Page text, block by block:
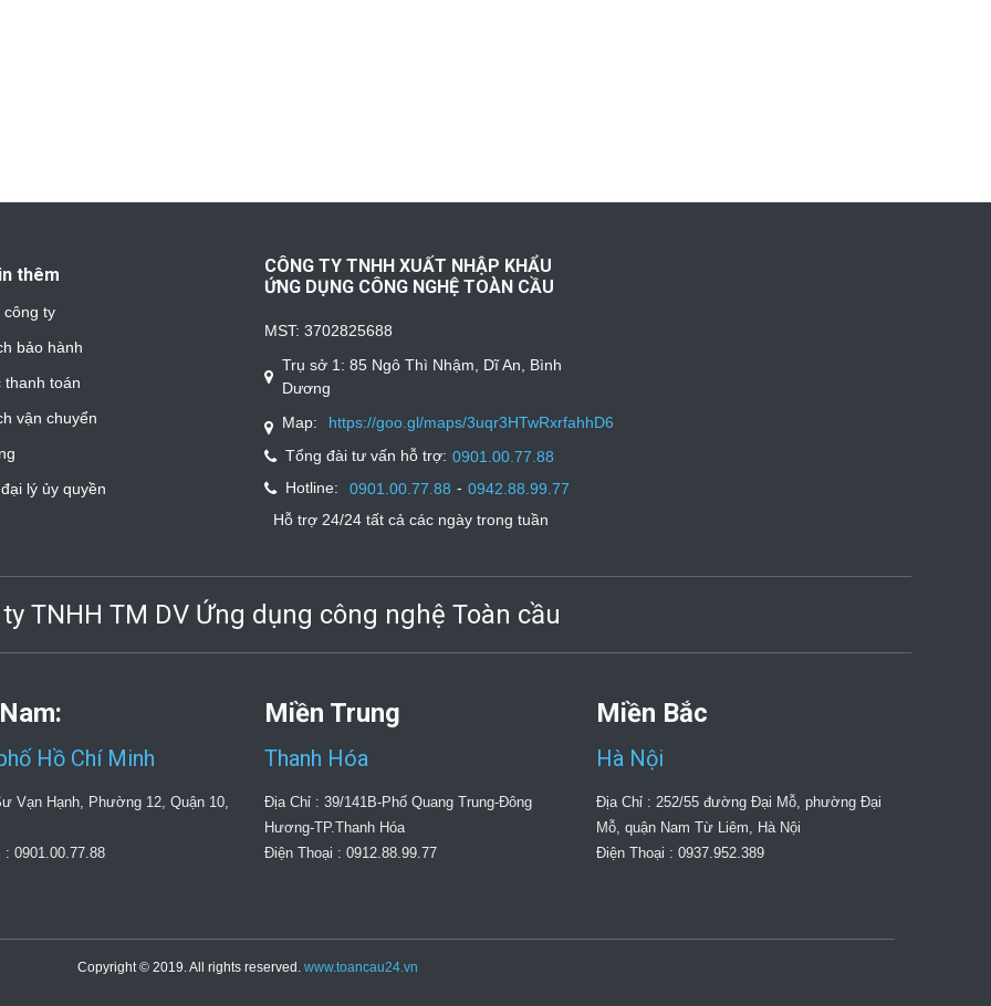
thêm
công ty
bảo hành
thanh toán
vận chuyển
lý ủy quyền
CÔNG TY TNHH XUẤT NHẬP KHẨU
ỨNG DỤNG CÔNG NGHỆ TOÀN CẦU
MST: 3702825688
Trụ sở 1: 85 Ngô Thì Nhậm, Dĩ An, Bình
Dương
Map:
https://goo.gl/maps/3uqr3HTwRxrfahhD6
Tổng đài tư vấn hỗ trợ: 0901.00.77.88
Hotline:
0901.00.77.88 - 0942.88.99.77
Hỗ trợ 24/24 tất cả các ngày trong tuần
TNHH TM DV Ứng dụng công nghệ Toàn cầu
Hồ Chí Minh
Vạn Hạnh, Phường 12, Quận 10,
: 0901.00.77.88
Miền Trung
Thanh Hóa
Địa Chỉ : 39/141B-Phố Quang Trung-Đông
Hương-TP.Thanh Hóa
Điện Thoại : 0912.88.99.77
Miền Bắc
Hà Nội
Địa Chỉ : 252/55 đường Đại Mỗ, phường Đại
Mỗ, quận Nam Từ Liêm, Hà Nội
Điện Thoại : 0937.952.389
Copyright © 2019. All rights reserved. www.toancau24.vn